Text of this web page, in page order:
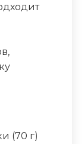
(70 г)